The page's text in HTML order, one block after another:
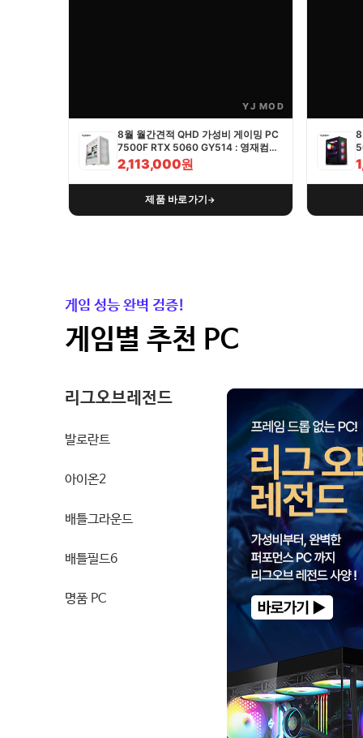
YJ MOD
8월 월간견적 QHD 가성비 게이밍 PC
7500F RTX 5060 GY514 : 영재컴퓨
터
2,113,000원
제품 바로가기→
8
게임 성능 완벽 검증!
게임별 추천 PC
리그오브레전드
발로란트
아이온2
배틀그라운드
배틀필드6
명품 PC